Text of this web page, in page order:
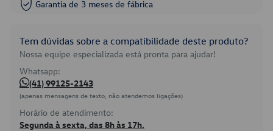
Garantia de 3 meses de fábrica
Tem dúvidas sobre a compatibilidade deste produto?
Nossa equipe especializada está pronta para ajudar!
Whatsapp:
(41) 99125-2143
(apenas mensagens de texto, não atendemos ligações)
Horário de atendimento:
Segunda à sexta, das 8h às 17h.